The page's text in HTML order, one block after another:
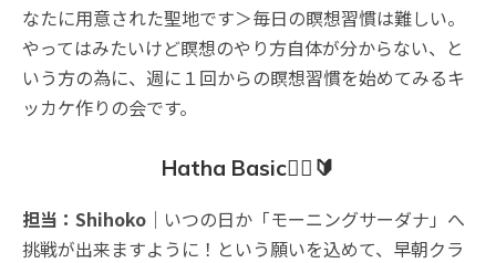
なたに用意された聖地です＞毎日の瞑想習慣は難しい。
やってはみたいけど瞑想のやり方自体が分からない、と
いう方の為に、週に１回からの瞑想習慣を始めてみるキ
ッカケ作りの会です。
Hatha Basic🧘‍♀️🔰
担当：Shihoko ｜いつの日か「モーニングサーダナ」へ
挑戦が出来ますように！という願いを込めて、早朝クラ